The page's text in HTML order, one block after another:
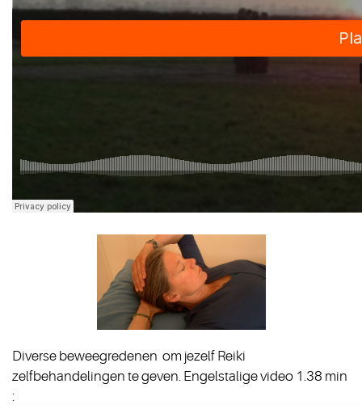
Diverse beweegredenen om jezelf Reiki
zelfbehandelingen te geven. Engelstalige video 1.38 min
: